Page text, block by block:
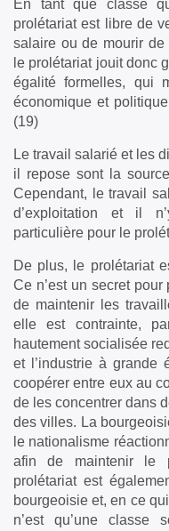
En tant que classe
prolétariat est libre de
salaire ou de mourir
le prolétariat jouit donc
égalité formelles, qui
économique et
(19)
Le travail salarié et les
il repose sont la
Cependant, le travail
d’exploitation et il
particulière pour le
De plus, le prolétariat
Ce n’est un secret
de maintenir les
elle est contrainte,
hautement socialisée
et l’industrie à grande
coopérer entre eux au
de les concentrer dans
des villes. La
le nationalisme
afin de maintenir le
prolétariat est
bourgeoisie et, en ce
n’est qu’une classe